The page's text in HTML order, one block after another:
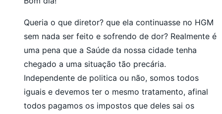
Queria o que diretor? que ela continuasse no HGM
sem nada ser feito e sofrendo de dor? Realmente é
uma pena que a Saúde da nossa cidade tenha
chegado a uma situação tão precária.
Independente de politica ou não, somos todos
iguais e devemos ter o mesmo tratamento, afinal
todos pagamos os impostos que deles sai os